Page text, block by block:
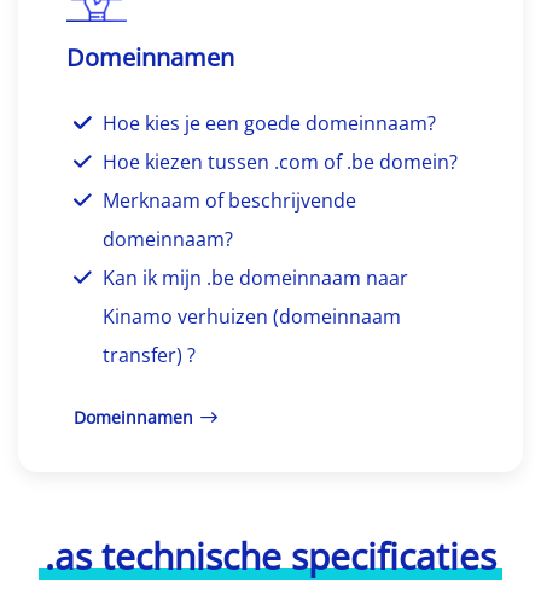
Domeinnamen
Hoe kies je een goede domeinnaam?
Hoe kiezen tussen .com of .be domein?
Merknaam of beschrijvende
domeinnaam?
Kan ik mijn .be domeinnaam naar
Kinamo verhuizen (domeinnaam
transfer) ?
Domeinnamen
.as technische specificaties